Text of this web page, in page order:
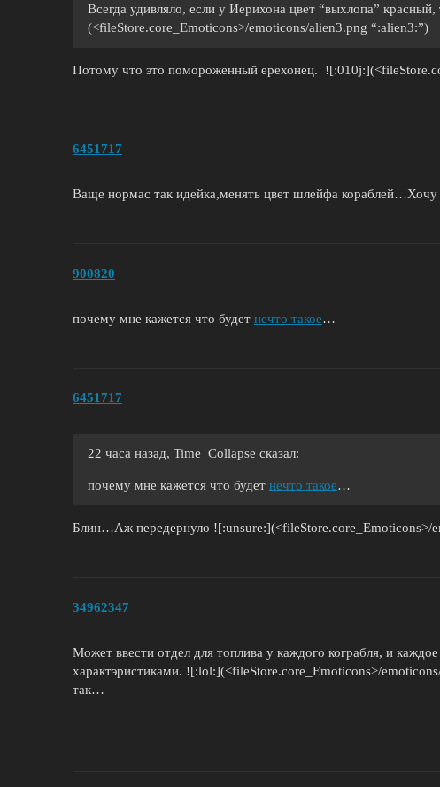
Всегда удивляло, если у Иерихона цвет “выхлопа”
(<fileStore.core_Emoticons>/emoticons/alien3.png “:alien3:”)
Потому что это помороженный ерехонец.
6451717
Ваще нормас так идейка,менять цвет шлейфа
900820
почему мне кажется что будет нечто такое…
6451717
22 часа назад, Time_Collapse сказал:
почему мне кажется что будет нечто такое…
Блин…Аж передернуло ![:unsure:](<fileStore.core_Emoticons>/
34962347
Может ввести отдел для топлива у каждого кограбля, и
характэристиками. ![:lol:](<fileStore.core_Emoticons>/
так…